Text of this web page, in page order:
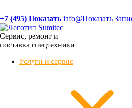
+7 (495) Показать info@Показать
Сервис, ремонт и
поставка спецтехники
Услуги и сервис